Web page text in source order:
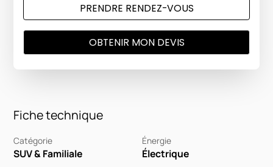
Fiche technique
Catégorie
SUV & Familiale
Énergie
Électrique
PRENDRE RENDEZ-VOUS
OBTENIR MON DEVIS